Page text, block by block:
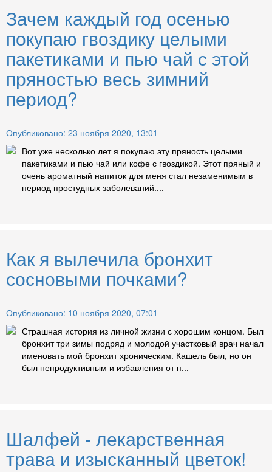
Зачем каждый год осенью
покупаю гвоздику целыми
пакетиками и пью чай с этой
пряностью весь зимний
период?
Опубликовано: 23 ноября 2020, 13:01
Вот уже несколько лет я покупаю эту пряность целыми
пакетиками и пью чай или кофе с гвоздикой. Этот пряный и
очень ароматный напиток для меня стал незаменимым в
период простудных заболеваний....
Как я вылечила бронхит
сосновыми почками?
Опубликовано: 10 ноября 2020, 07:01
Страшная история из личной жизни с хорошим концом. Был
бронхит три зимы подряд и молодой участковый врач начал
именовать мой бронхит хроническим. Кашель был, но он
был непродуктивным и избавления от п...
Шалфей - лекарственная
трава и изысканный цветок!